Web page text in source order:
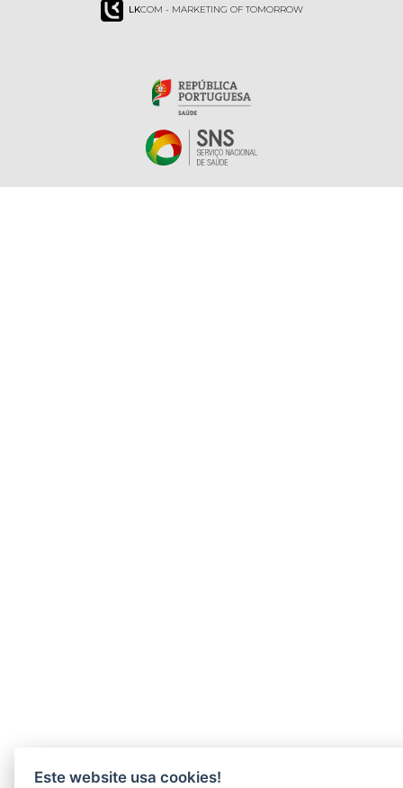
LKCOM - MARKETING OF TOMORROW
Este website usa cookies!